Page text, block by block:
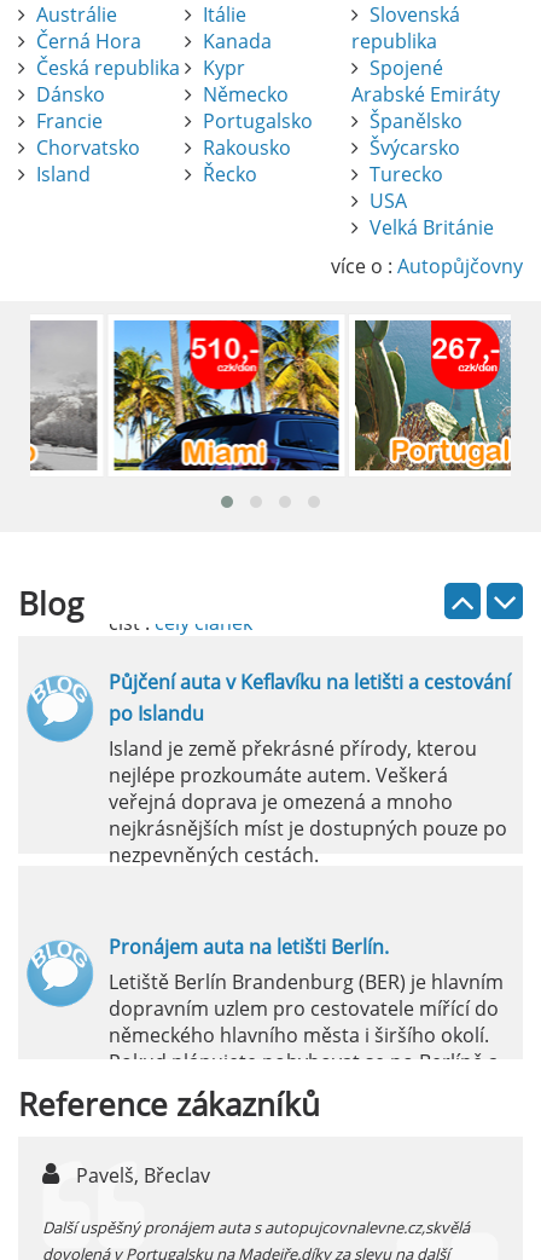
Austrálie
Černá Hora
Česká republika
Dánsko
Francie
Chorvatsko
Island
Itálie
Kanada
Kypr
Německo
Portugalsko
Rakousko
Řecko
Slovenská
republika
Spojené
Arabské Emiráty
Španělsko
Švýcarsko
Turecko
USA
Velká Británie
více o : Autopůjčovny
Blog
Pronájem auta na letišti Alicante
Půjčení auta na letišti v Alicante je výborný
způsob, jak pohodlně objevovat město i jeho
brána do regionu Costa Blanca, se nachází
přibližně 9 km od centra Alicante.
číst :celý článek
Pronájem auta na letišti Lefkada: Kompletní
průvodce
Půjčení auta na letišti Lefkada je skvělý
číst : celý článek
Půjčení auta v Keflavíku na letišti a cestování
po Islandu
Island je země překrásné přírody, kterou
nejlépe prozkoumáte autem. Veškerá
veřejná doprava je omezená a mnoho
nejkrásnějších míst je dostupných pouze po
nezpevněných cestách.
Pronájem auta na letišti Berlín.
Letiště Berlín Brandenburg (BER) je hlavním
dopravním uzlem pro cestovatele mířící do
německého hlavního města i širšího okolí.
Pokud plánujete pohybovat se po Berlíně a
okolních regionech bez omezení, pronájem
auta přímo na letišti je ideální volbou.
Letiště Marseille, oficiálně známé jako
Reference zákazníků
Pavelš, Břeclav
Další uspěšný pronájem auta s autopujcovnalevne.cz,skvělá
dovolená v Portugalsku na Madeiře.díky za slevu na další